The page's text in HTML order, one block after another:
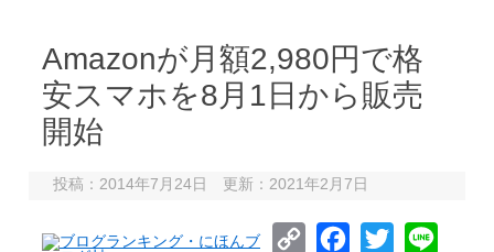
Amazonが月額2,980円で格
安スマホを8月1日から販売
開始
投稿：2014年7月24日 更新：2021年2月7日